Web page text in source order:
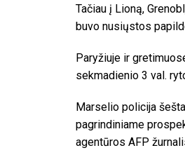
Tačiau į Lioną,
buvo nusiųstos
Paryžiuje ir
sekmadienio 3 val.
Marselio policija
pagrindiniame
agentūros AFP